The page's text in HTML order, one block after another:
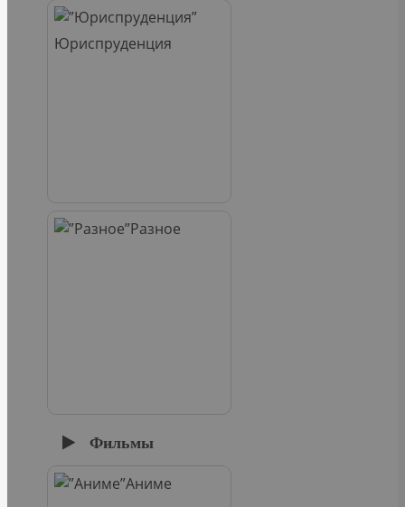
Юриспруденция
Разное
Фильмы
Аниме